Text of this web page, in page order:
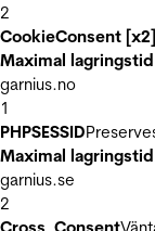
2
CookieConsent [x2]
Maximal lagringstid
garnius.no
1
PHPSESSID
Maximal lagringstid
garnius.se
2